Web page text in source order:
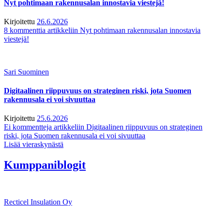
Nyt pohtimaan rakennusalan innostavia viestejä!
Kirjoitettu 26.6.2026
8 kommenttia artikkeliin Nyt pohtimaan rakennusalan innostavia
viestejä!
Sari Suominen
Digitaalinen riippuvuus on strateginen riski, jota Suomen
rakennusala ei voi sivuuttaa
Kirjoitettu 25.6.2026
Ei kommentteja artikkeliin Digitaalinen riippuvuus on strateginen
riski, jota Suomen rakennusala ei voi sivuuttaa
Lisää vieraskynästä
Kumppaniblogit
Recticel Insulation Oy